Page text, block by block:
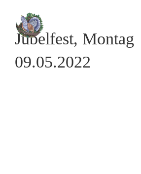
springen
Jubelfest, Montag
09.05.2022